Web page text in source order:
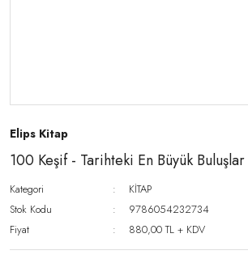
Elips Kitap
100 Keşif - Tarihteki En Büyük Buluşlar
Kategori
KİTAP
Stok Kodu
9786054232734
Fiyat
880,00 TL + KDV